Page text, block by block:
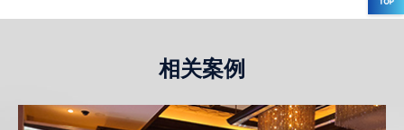
相关案例